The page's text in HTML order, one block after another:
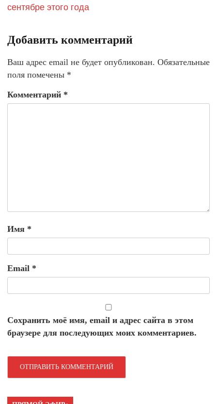
сентябре этого года
Добавить комментарий
Ваш адрес email не будет опубликован. Обязательные
поля помечены *
Комментарий *
Имя *
Email *
Сохранить моё имя, email и адрес сайта в этом
браузере для последующих моих комментариев.